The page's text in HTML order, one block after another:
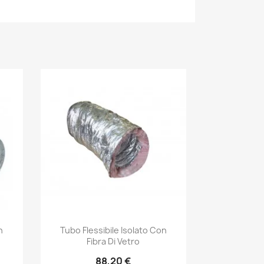
Anteprima
Tubo Flessibile Isolato Con
Fibra Di Vetro
88,20 €